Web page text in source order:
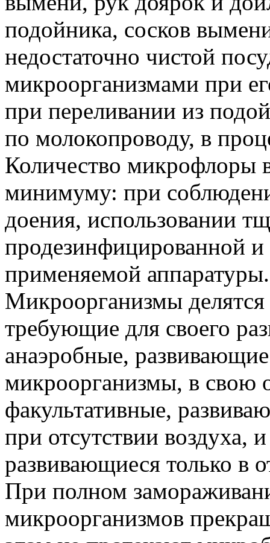
подойника, сосков
недостаточно чистой
микроорганизмами при
при переливании из
по молокопроводу, в
Количество микрофлоры
минимуму: при
доения, использовании
продезинфицированной
применяемой аппаратуры.
Микроорганизмы
требующие для своего
анаэробные,
микроорганизмы, в свою
факультативные,
при отсутствии воздуха,
развивающиеся только в
При полном
микроорганизмов